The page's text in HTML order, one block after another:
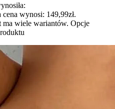
wynosi: 149,99zł.
ma wiele wariantów. Opcje